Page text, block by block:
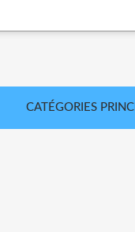
CATÉGORIES